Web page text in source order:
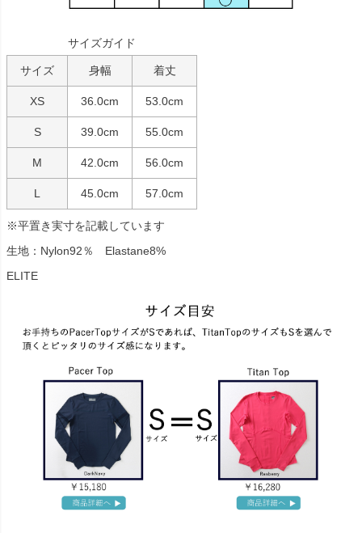
サイズガイド
サイズ 身幅 着丈
XS 36.0cm 53.0cm
S 39.0cm 55.0cm
M 42.0cm 56.0cm
L 45.0cm 57.0cm
※平置き実寸を記載しています
生地：Nylon92％ Elastane8%
ELITE